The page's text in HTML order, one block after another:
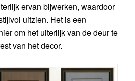
ervan bijwerken, waardoor
uitzien. Het is een
om het uiterlijk van de deur te
van het decor.